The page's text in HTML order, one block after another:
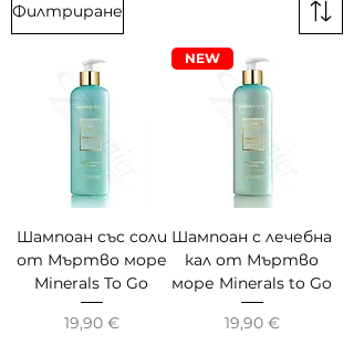
Филтриране
Шампоан със соли
от Мъртво море
Minerals To Go
Цена
19,90 €
NEW
Шампоан с лечебна
кал от Мъртво
море Minerals to Go
Цена
19,90 €